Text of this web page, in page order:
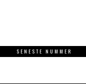
SENESTE NUMMER